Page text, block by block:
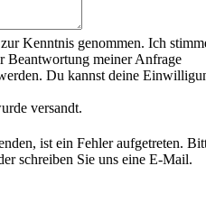
zur Kenntnis genommen. Ich
Beantwortung meiner Anfrage
Du kannst deine
versandt.
ist ein Fehler aufgetreten.
schreiben Sie uns eine E-Mail.